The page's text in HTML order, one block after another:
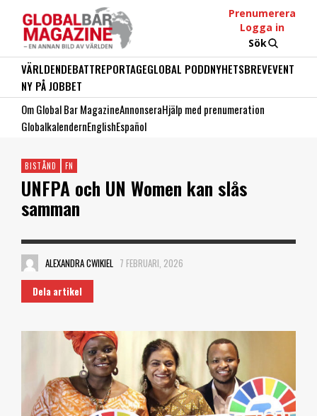
Prenumerera
Logga in
Sök
VÄRLDENDEBATTREPORTAGEGLOBAL PODDNYHETSBREVEVENT
NY PÅ JOBBET
Om Global Bar MagazineAnnonseraHjälp med prenumeration
GlobalkalendernEnglishEspañol
BISTÅND FN
UNFPA och UN Women kan slås
samman
ALEXANDRA CWIKIEL 7 FEBRUARI, 2026
Dela artikel